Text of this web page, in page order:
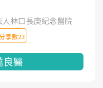
林口長庚紀念醫院
享數23
良醫